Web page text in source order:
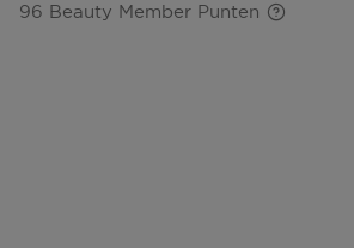
96 Beauty Member Punten